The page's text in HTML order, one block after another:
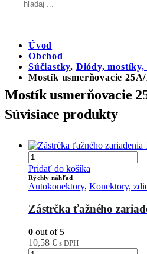
Úvod
Obchod
Súčiastky, Diódy,
Mostík usmerňovacie
Mostík usmerňovacie
Súvisiace produkty
Pridať do košíka
Rýchly náhľad
Autokonektory, Konektory,
Zástrčka ťažného
0 out of 5
10,58 € s DPH